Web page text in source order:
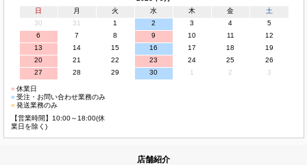
日
月 火 水 木 金
土
30
31 1 2 3 4
5
6
7 8 9 10 11
12
13
14 15 16 17 18
19
20
21 22 23 24 25
26
27
28 29 30 1 2 3
■休業日
■受注・お問い合わせ業務のみ
■発送業務のみ
【営業時間】10:00～18:00(休
業日を除く)
店舗紹介